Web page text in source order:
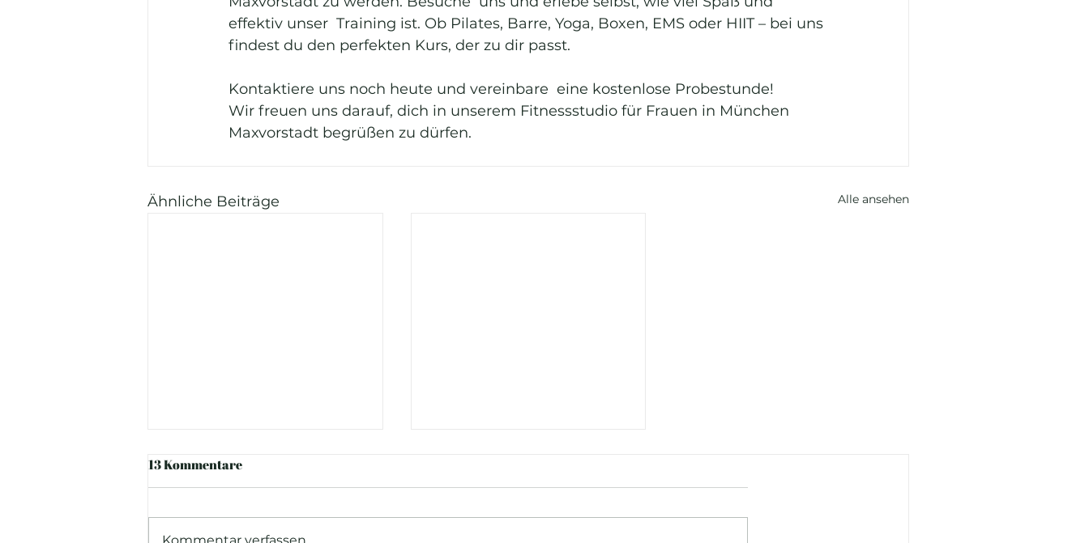
effektiv unser  Training ist. Ob Pilates, Barre, Yoga, Boxen, EMS oder HIIT – bei uns
findest du den perfekten Kurs, der zu dir passt.
Kontaktiere uns noch heute und vereinbare  eine kostenlose Probestunde!
Wir freuen uns darauf, dich in unserem Fitnessstudio für Frauen in München
Maxvorstadt begrüßen zu dürfen.
Ähnliche Beiträge Alle ansehen
13 Kommentare